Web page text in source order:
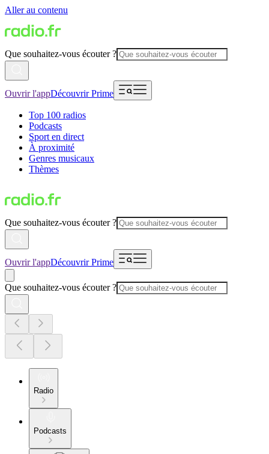
Aller au contenu
Que souhaitez-vous écouter ?
Ouvrir l'appDécouvrir Prime
Top 100 radios
Podcasts
Sport en direct
À proximité
Genres musicaux
Thèmes
Que souhaitez-vous écouter ?
Ouvrir l'appDécouvrir Prime
Que souhaitez-vous écouter ?
Radio
Podcasts